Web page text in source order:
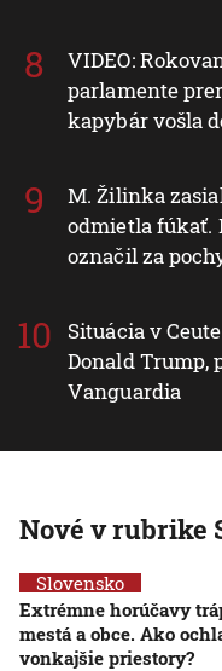
VIDEO:
parlamente
kapybár vošla
M. Žilinka
odmietla fúkať.
označil za
Situácia v
Donald Trump,
Vanguardia
Nové v rubrike
Slovensko
Extrémne horúčavy
mestá a obce. Ako
vonkajšie priestory?